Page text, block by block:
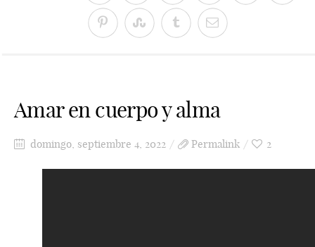
Amar en cuerpo y alma
domingo, septiembre 4, 2022 Permalink 2